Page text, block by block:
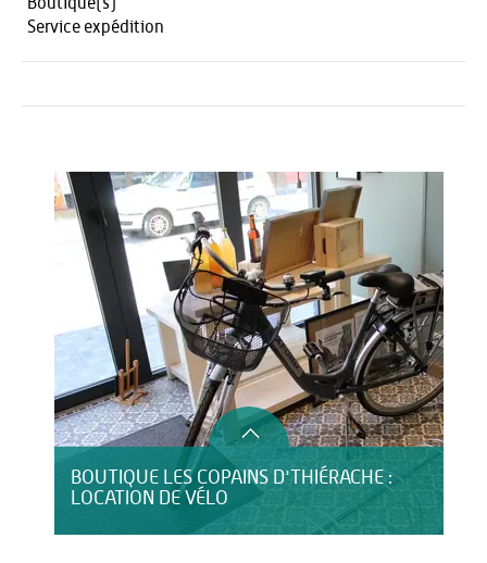
Service expédition
BOUTIQUE LES COPAINS D'THIÉRACHE :
LOCATION DE VÉLO